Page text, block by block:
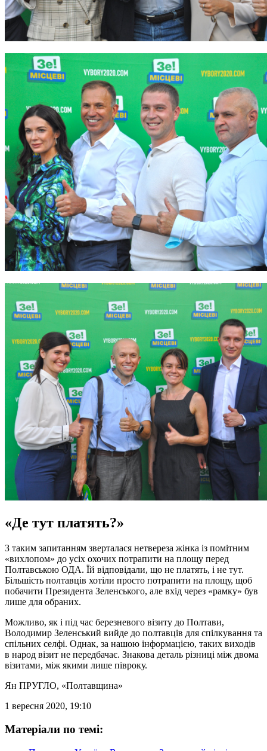
«Де тут платять?»
З таким запитанням зверталася нетвереза жінка із помітним
«вихлопом» до усіх охочих потрапити на площу перед
Полтавською ОДА. Їй відповідали, що не платять, і не тут.
Більшість полтавців хотіли просто потрапити на площу, щоб
побачити Президента Зеленського, але вхід через «рамку» був
лише для обраних.
Можливо, як і під час березневого візиту до Полтави,
Володимир Зеленський вийде до полтавців для спілкування та
спільних селфі. Однак, за нашою інформацією, таких виходів
в народ візит не передбачає. Знакова деталь різниці між двома
візитами, між якими лише півроку.
Ян ПРУГЛО, «Полтавщина»
1 вересня 2020, 19:10
Матеріали по темі: